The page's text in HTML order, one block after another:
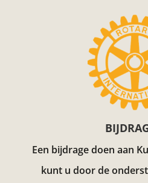
Een bijdrage doen aan
kunt u door de